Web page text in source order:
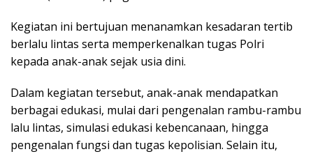
Kegiatan ini bertujuan menanamkan kesadaran tertib
berlalu lintas serta memperkenalkan tugas Polri
kepada anak-anak sejak usia dini.
Dalam kegiatan tersebut, anak-anak mendapatkan
berbagai edukasi, mulai dari pengenalan rambu-rambu
lalu lintas, simulasi edukasi kebencanaan, hingga
pengenalan fungsi dan tugas kepolisian. Selain itu,